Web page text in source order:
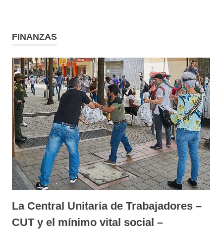
FINANZAS
La Central Unitaria de Trabajadores –
CUT y el mínimo vital social –